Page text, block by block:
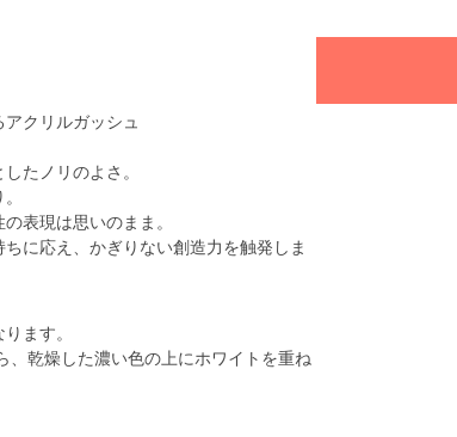
クリルガッシュ
たノリのよさ。
表現は思いのまま。
に応え、かぎりない創造力を触発しま
ます。
、乾燥した濃い色の上にホワイトを重ね